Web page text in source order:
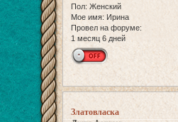
Пол: Женский
Мое имя: Ирина
Провел на форуме:
1 месяц 6 дней
Златовласка